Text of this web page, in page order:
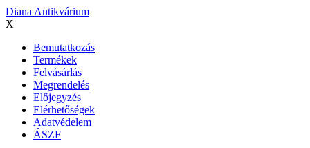
Diana Antikvárium
X
Bemutatkozás
Termékek
Felvásárlás
Megrendelés
Előjegyzés
Elérhetőségek
Adatvédelem
ÁSZF